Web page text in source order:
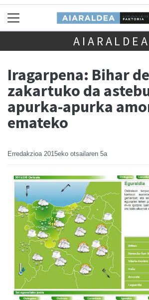
AIARALDEA
Iragarpena: Bihar
zakartuko da
apurka-apurka
emateko
Erredakzioa 2015eko otsailaren 5a